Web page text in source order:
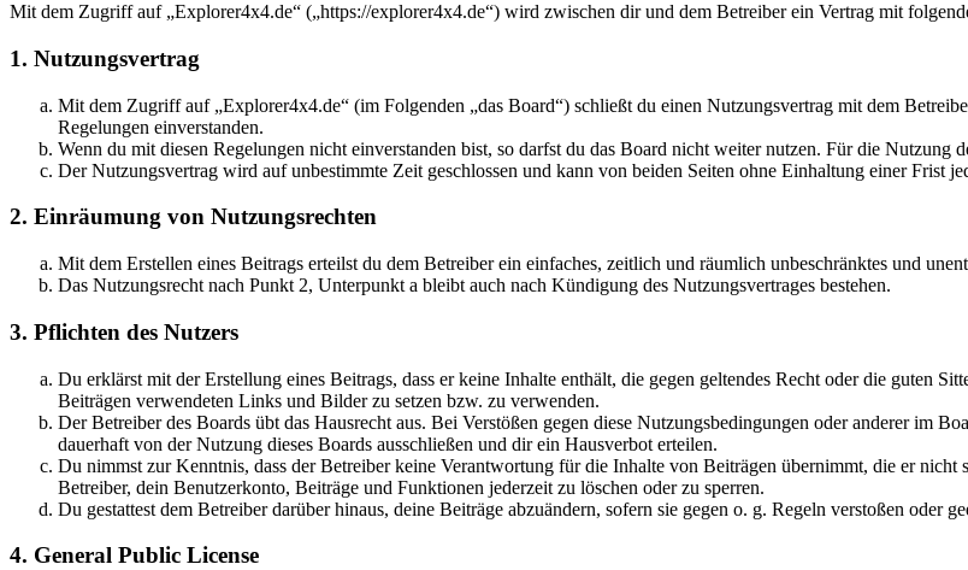
Mit dem Zugriff auf „Explorer4x4.de“ („https://explorer4x4.de“) wird zwischen dir und dem Betreiber ein Vertrag mit
1. Nutzungsvertrag
Mit dem Zugriff auf „Explorer4x4.de“ (im Folgenden „das Board“) schließt du einen Nutzungsvertrag mit dem
Regelungen einverstanden.
Wenn du mit diesen Regelungen nicht einverstanden bist, so darfst du das Board nicht weiter nutzen. Für die Nutzung
Der Nutzungsvertrag wird auf unbestimmte Zeit geschlossen und kann von beiden Seiten ohne Einhaltung einer Frist
2. Einräumung von Nutzungsrechten
Mit dem Erstellen eines Beitrags erteilst du dem Betreiber ein einfaches, zeitlich und räumlich unbeschränktes und
Das Nutzungsrecht nach Punkt 2, Unterpunkt a bleibt auch nach Kündigung des Nutzungsvertrages bestehen.
3. Pflichten des Nutzers
Du erklärst mit der Erstellung eines Beitrags, dass er keine Inhalte enthält, die gegen geltendes Recht oder die guten
Beiträgen verwendeten Links und Bilder zu setzen bzw. zu verwenden.
Der Betreiber des Boards übt das Hausrecht aus. Bei Verstößen gegen diese Nutzungsbedingungen oder anderer im
dauerhaft von der Nutzung dieses Boards ausschließen und dir ein Hausverbot erteilen.
Du nimmst zur Kenntnis, dass der Betreiber keine Verantwortung für die Inhalte von Beiträgen übernimmt, die er nicht
Betreiber, dein Benutzerkonto, Beiträge und Funktionen jederzeit zu löschen oder zu sperren.
Du gestattest dem Betreiber darüber hinaus, deine Beiträge abzuändern, sofern sie gegen o. g. Regeln verstoßen oder
4. General Public License